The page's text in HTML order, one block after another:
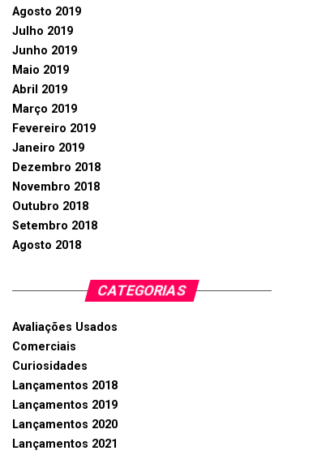
Agosto 2019
Julho 2019
Junho 2019
Maio 2019
Abril 2019
Março 2019
Fevereiro 2019
Janeiro 2019
Dezembro 2018
Novembro 2018
Outubro 2018
Setembro 2018
Agosto 2018
CATEGORIAS
Avaliações Usados
Comerciais
Curiosidades
Lançamentos 2018
Lançamentos 2019
Lançamentos 2020
Lançamentos 2021